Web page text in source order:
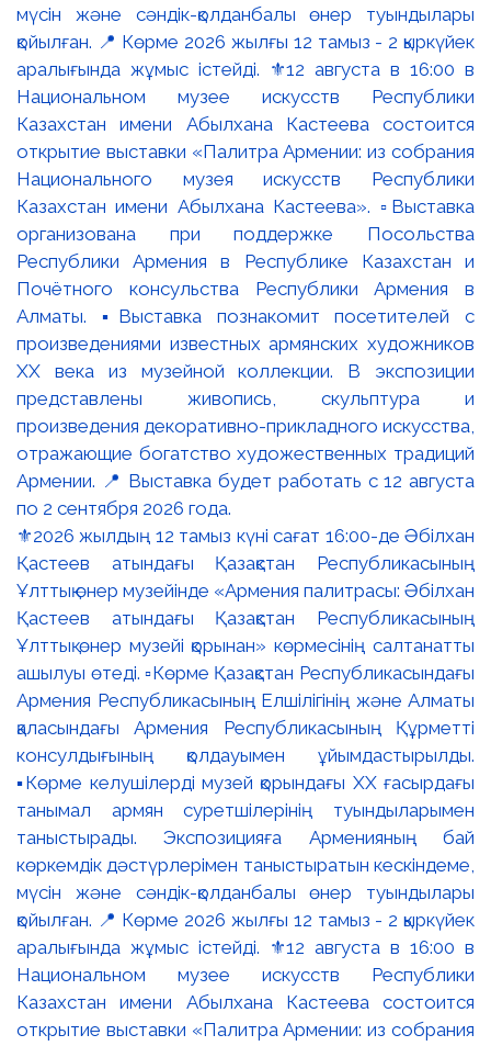
⚜️2026 жылдың 12 тамыз күні сағат 16:00-де Әбілхан
Қастеев атындағы Қазақстан Республикасының
Ұлттық өнер музейінде «Армения палитрасы: Әбілхан
Қастеев атындағы Қазақстан Республикасының
Ұлттық өнер музейі қорынан» көрмесінің салтанатты
ашылуы өтеді. ▫️Көрме Қазақстан Республикасындағы
Армения Республикасының Елшілігінің және Алматы
қаласындағы Армения Республикасының Құрметті
консулдығының қолдауымен ұйымдастырылды.
▪️Көрме келушілерді музей қорындағы ХХ ғасырдағы
танымал армян суретшілерінің туындыларымен
таныстырады. Экспозицияға Арменияның бай
көркемдік дәстүрлерімен таныстыратын кескіндеме,
мүсін және сәндік-қолданбалы өнер туындылары
қойылған. 📍 Көрме 2026 жылғы 12 тамыз - 2 қыркүйек
аралығында жұмыс істейді. ⚜️12 августа в 16:00 в
Национальном музее искусств Республики
Казахстан имени Абылхана Кастеева состоится
открытие выставки «Палитра Армении: из собрания